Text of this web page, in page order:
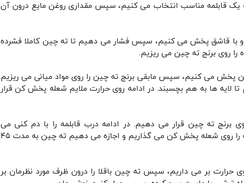
یک قابلمه مناسب انتخاب می کنیم، سپس مقداری روغن مایع درون آن
و با قاشق پخش می کنیم، سپس فشار می دهیم تا ته چین کاملا فشرده
روی برنج ته چین می ریزیم.
پخش می کنیم، سپس مابقی برنج ته چین را روی مواد میانی می ریزیم
ها به هم بچسبند. در ادامه روی حرارت ملایم شعله پخش کن قرار
برنج ته چین قرار می دهیم. در ادامه درب قابلمه را با دم کنی می
پوشانیم، سپس روی قابلمه قرار می دهیم و قابلمه را روی شعله پخش کن می گذاریم و اجازه می دهیم ته چین به مدت ۴۵
حرارت بر می داریم، سپس ته چین باقلا را درون ظرف مورد نظرمان بر